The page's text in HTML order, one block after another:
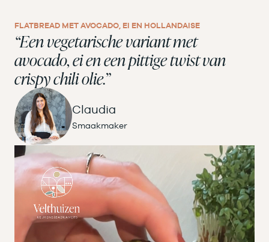
FLATBREAD MET AVOCADO, EI EN HOLLANDAISE
“Een vegetarische variant met
avocado, ei en een pittige twist van
crispy chili olie.”
Claudia
Smaakmaker